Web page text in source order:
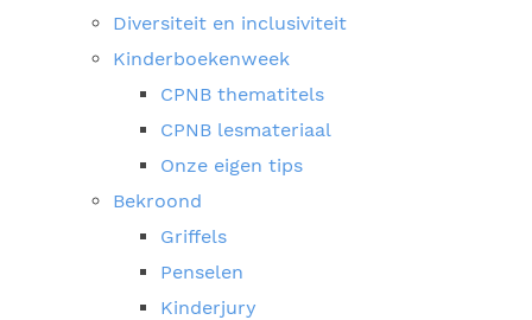
Diversiteit en inclusiviteit
Kinderboekenweek
CPNB thematitels
CPNB lesmateriaal
Onze eigen tips
Bekroond
Griffels
Penselen
Kinderjury